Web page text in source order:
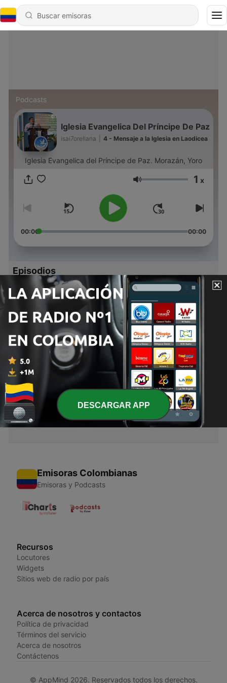
Podcasts
Iglesia Evangelica Del Príncipe De Paz
isai7orellana 4 - Mensaje a la Iglesia en Laodicea
Iglesia Evangelica del Príncipe de Paz. Morazán, Yoro
Volumen 1 x
00:00 00:00
Episodios
4 - Mensaje a la Iglesia en Laodicea
Mensaje a la iglesia en Filadelfia
25 mar. 2020
2 - Estudio del libro de Daniel (Daniel 12)
20 feb. 2020
1 - Mensaje a las Iglesias
16 feb. 2020
Emisoras Colombianas
Emisoras y Podcasts
Recursos
Locutores
Widgets
Sitios web de radio por país
Acerca de nosotros y contactos
Política de privacidad
Términos del servicio
Acerca de nosotros
Contáctenos
© AppMind 2026. Reservados todos los derechos.
DESCARGAR APP